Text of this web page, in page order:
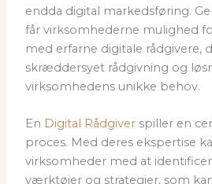
endda digital markedsføring.
får virksomhederne mulighed
med erfarne digitale rådgivere,
skræddersyet rådgivning og
virksomhedens unikke behov.
En Digital Rådgiverspiller en
proces. Med deres ekspertise
virksomheder med at
værktøjer og strategier, som